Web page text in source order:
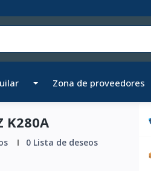
Zona de proveedores
K280A
0 Lista de deseos